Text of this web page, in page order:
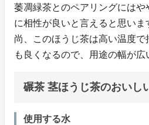
萎凋緑茶とのペアリングには
に相性が良いと言えると思いま
尚、このほうじ茶は高い温度
も良くなるので、用途の幅が広
碾茶 茎ほうじ茶のおいし
使用する水